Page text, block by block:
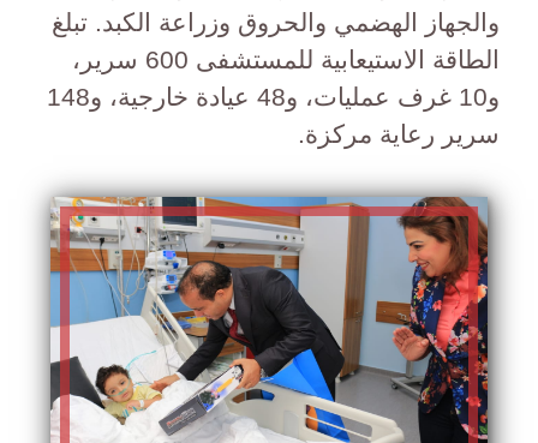
والجهاز الهضمي والحروق وزراعة الكبد. تبلغ
الطاقة الاستيعابية للمستشفى 600 سرير،
و10 غرف عمليات، و48 عيادة خارجية، و148
سرير رعاية مركزة.